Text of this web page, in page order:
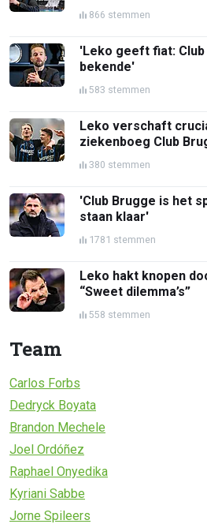
866 stemmen
'Leko geeft fiat:
bekende'
583 stemmen
Leko verschaft
ziekenboeg Club
380 stemmen
'Club Brugge is het
staan klaar'
1781 stemmen
Leko hakt knopen
“Sweet dilemma’s”
558 stemmen
Team
Carlos Forbs
Dedryck Boyata
Brandon Mechele
Joel Ordóñez
Raphael Onyedika
Kyriani Sabbe
Jorne Spileers